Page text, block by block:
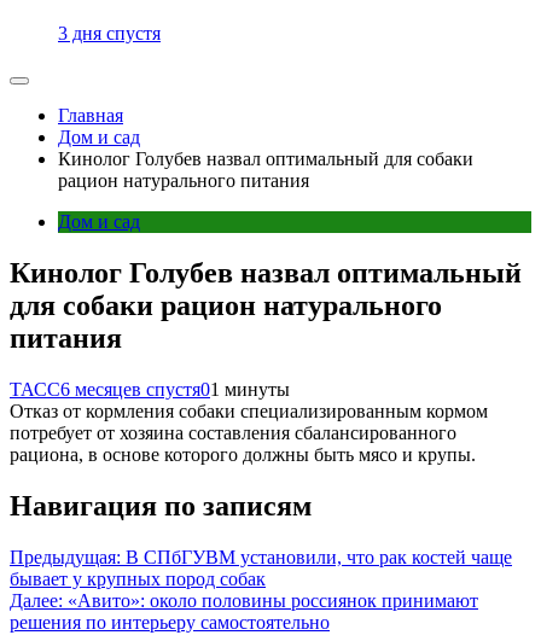
3 дня спустя
Главная
Дом и сад
Кинолог Голубев назвал оптимальный для собаки
рацион натурального питания
Дом и сад
Кинолог Голубев назвал оптимальный
для собаки рацион натурального
питания
ТАСС6 месяцев спустя01 минуты
Отказ от кормления собаки специализированным кормом
потребует от хозяина составления сбалансированного
рациона, в основе которого должны быть мясо и крупы.
Навигация по записям
Предыдущая: В СПбГУВМ установили, что рак костей чаще
бывает у крупных пород собак
Далее: «Авито»: около половины россиянок принимают
решения по интерьеру самостоятельно